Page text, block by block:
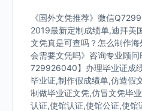
《国外文凭推荐》微信
2019最新定制成绩单,迪拜美
文凭真是可查吗？怎么制作
会需要文凭吗》咨询专业顾
729926040】办理毕业证成
毕业证,制作假成绩单,仿造假
制做毕业证文凭,仿冒文凭毕
认证,使馆认证,使馆公证,使馆